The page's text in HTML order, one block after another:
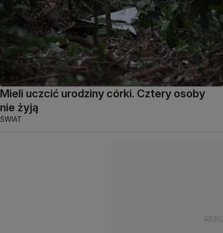
Mieli uczcić urodziny córki. Cztery osoby
nie żyją
ŚWIAT